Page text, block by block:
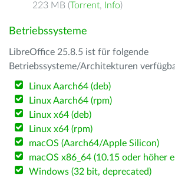
223 MB (Torrent, Info)
Betriebssysteme
LibreOffice 25.8.5 ist für folgende
Betriebssysteme/Architekturen
Linux Aarch64 (deb)
Linux Aarch64 (rpm)
Linux x64 (deb)
Linux x64 (rpm)
macOS (Aarch64/Apple Silicon)
macOS x86_64 (10.15 oder höher
Windows (32 bit, deprecated)